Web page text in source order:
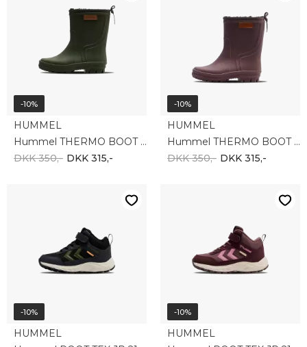
-10%
HUMMEL
Hummel THERMO BOOT JR 206869-6603
DKK 350,- DKK 315,-
-10%
HUMMEL
Hummel THERMO BOOT JR 206869-8029
DKK 350,- DKK 315,-
-10%
HUMMEL
-10%
HUMMEL